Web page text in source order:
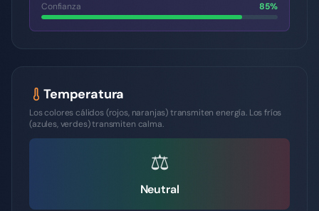
Confianza 85%
Temperatura
Los colores cálidos (rojos, naranjas) transmiten energía. Los fríos
(azules, verdes) transmiten calma.
⚖️
Neutral